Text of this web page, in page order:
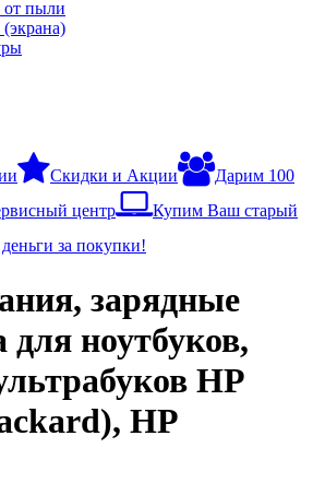
от пыли
Скидки и Акции
Дарим 100
центр
Купим Ваш старый
за покупки!
зарядные
для ноутбуков,
HP
HP